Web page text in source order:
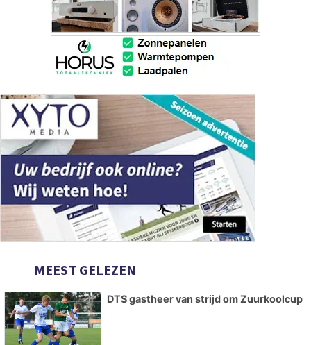
MEEST GELEZEN
DTS gastheer van strijd om Zuurkoolcup